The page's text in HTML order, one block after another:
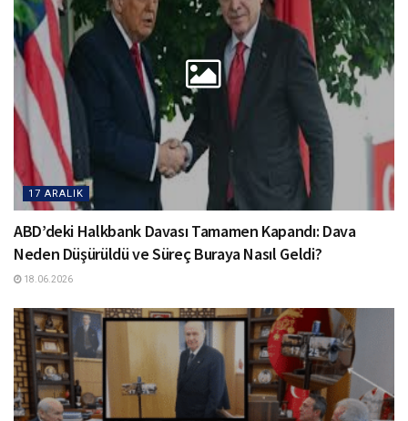
17 ARALIK
ABD’deki Halkbank Davası Tamamen Kapandı: Dava
Neden Düşürüldü ve Süreç Buraya Nasıl Geldi?
18.06.2026